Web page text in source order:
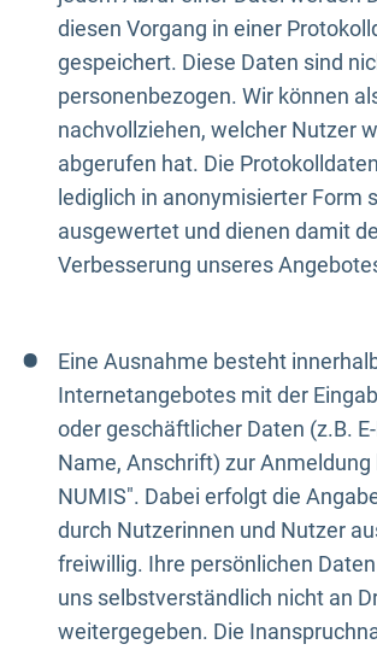
diesen Vorgang in einer
gespeichert. Diese Daten sind
personenbezogen. Wir können
nachvollziehen, welcher Nutzer
abgerufen hat. Die
lediglich in anonymisierter Form
ausgewertet und dienen damit
Verbesserung unseres
Eine Ausnahme besteht
Internetangebotes mit der
oder geschäftlicher Daten (z.B.
Name, Anschrift) zur Anmeldung
NUMIS". Dabei erfolgt die
durch Nutzerinnen und Nutzer
freiwillig. Ihre persönlichen
uns selbstverständlich nicht an
weitergegeben. Die